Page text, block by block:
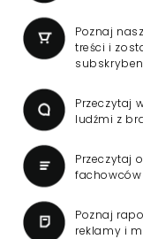
Poznaj
treści i
Przeczytaj
ludźmi z
Przeczytaj
fachowców
Poznaj
reklamy i